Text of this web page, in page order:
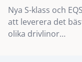
Nya S-klass och
att leverera det
olika drivlinor…